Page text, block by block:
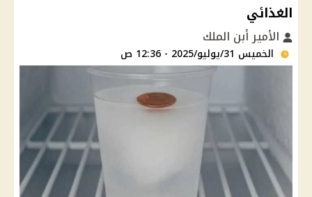
الغذائي
الأمير أبن الملك
الخميس 31/يوليو/2025 - 12:36 ص